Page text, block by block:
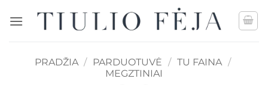
PRADŽIA / PARDUOTUVĖ / TU FAINA /
MEGZTINIAI